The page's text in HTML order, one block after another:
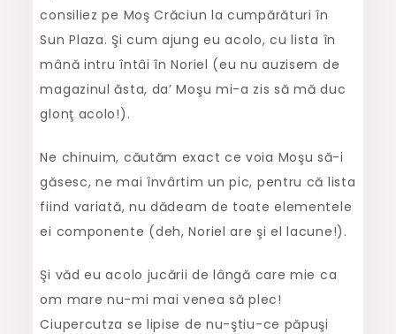
consiliez pe Moş Crăciun la cumpărături în
Sun Plaza. Şi cum ajung eu acolo, cu lista în
mână intru întâi în Noriel (eu nu auzisem de
magazinul ăsta, da’ Moşu mi-a zis să mă duc
glonţ acolo!).
Ne chinuim, căutăm exact ce voia Moşu să-i
găsesc, ne mai învârtim un pic, pentru că lista
fiind variată, nu dădeam de toate elementele
ei componente (deh, Noriel are şi el lacune!).
Şi văd eu acolo jucării de lângă care mie ca
om mare nu-mi mai venea să plec!
Ciupercutza se lipise de nu-ştiu-ce păpuşi